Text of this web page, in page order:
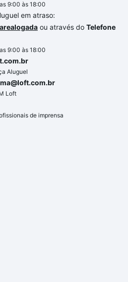
9:00 às 18:00
em atraso:
ou através do Telefone
9:00 às 18:00
Aluguel
Loft
de imprensa